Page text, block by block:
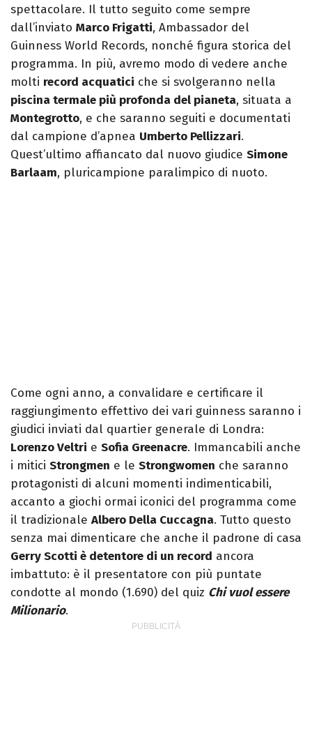
spettacolare. Il tutto seguito come sempre
dall’inviato Marco Frigatti, Ambassador del
Guinness World Records, nonché figura storica del
programma. In più, avremo modo di vedere anche
molti record acquatici che si svolgeranno nella
piscina termale più profonda del pianeta, situata a
Montegrotto, e che saranno seguiti e documentati
dal campione d’apnea Umberto Pellizzari.
Quest’ultimo affiancato dal nuovo giudice Simone
Barlaam, pluricampione paralimpico di nuoto.
Come ogni anno, a convalidare e certificare il
raggiungimento effettivo dei vari guinness saranno i
giudici inviati dal quartier generale di Londra:
Lorenzo Veltri e Sofia Greenacre. Immancabili anche
i mitici Strongmen e le Strongwomen che saranno
protagonisti di alcuni momenti indimenticabili,
accanto a giochi ormai iconici del programma come
il tradizionale Albero Della Cuccagna. Tutto questo
senza mai dimenticare che anche il padrone di casa
Gerry Scotti è detentore di un record ancora
imbattuto: è il presentatore con più puntate
condotte al mondo (1.690) del quiz Chi vuol essere
Milionario.